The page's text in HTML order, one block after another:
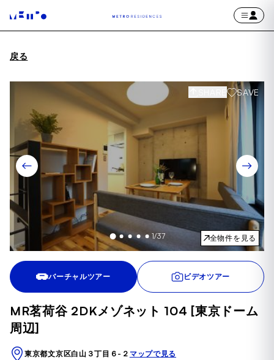
戻る
1
of
37
1/37
SHARE SAVE
全物件を見る
バーチャルツアー ビデオツアー
MR茗荷谷 2DKメゾネット 104 [東京ドーム
周辺]
東京都文京区白山３丁目６-２ マップで見る